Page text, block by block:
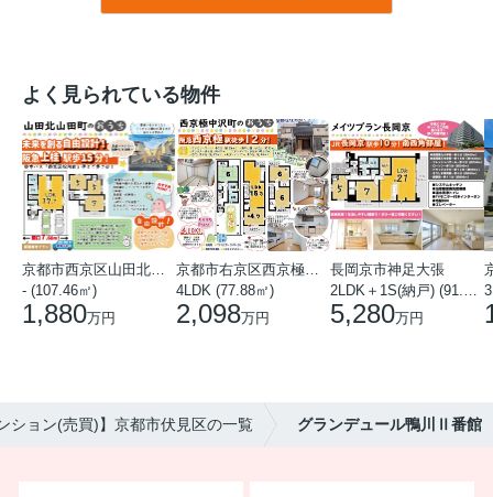
よく見られている物件
- (107.46㎡)
1,880万円
4LDK (77.88㎡)
2,098万円
長岡京市神足大張
5,280万円
ション(売買)】京都市伏見区の一覧 グランデュール鴨川Ⅱ番館